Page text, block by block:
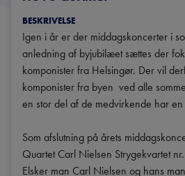
BESKRIVELSE
Igen i år er der middagskoncerter i
anledning af byjubilæet sættes der
komponister fra Helsingør. Der vil
komponister fra byen  ved alle
en stor del af de medvirkende har
Som afslutning på årets
Quartet Carl Nielsen Strygekvartet
Elsker man Carl Nielsen og hans